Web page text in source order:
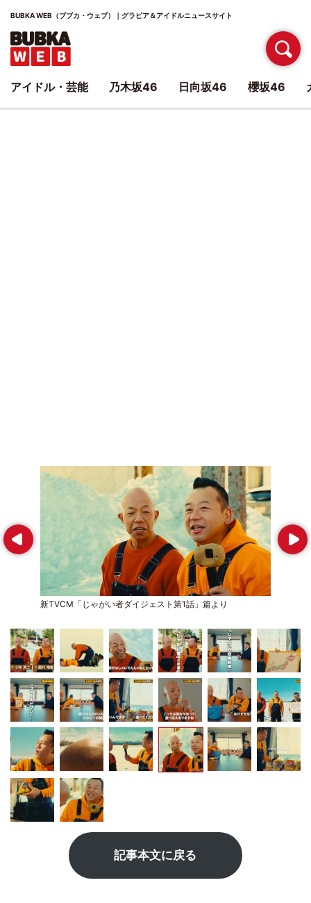
BUBKA WEB（ブブカ・ウェブ）｜グラビア＆アイドルニュースサイト
Prev
新TVCM「じゃがい者ダイジェスト第1話」篇より
Next
記事本文に戻る
アイドル・芸能 乃木坂46 日向坂46 櫻坂46